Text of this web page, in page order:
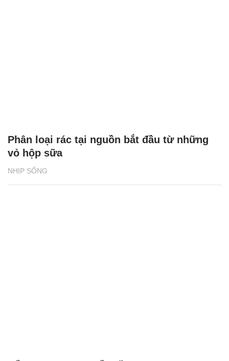
NHỊP SỐNG
Phân loại rác tại nguồn bắt đầu từ những
vỏ hộp sữa